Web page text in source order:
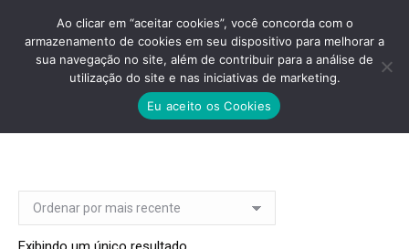
VALOR ARTE PENHA
Você está aqui:
Ao clicar em “aceitar cookies”, você concorda com o
armazenamento de cookies em seu dispositivo para melhorar a
sua navegação no site, além de contribuir para a análise de
utilização do site e nas iniciativas de marketing.
Eu aceito os Cookies